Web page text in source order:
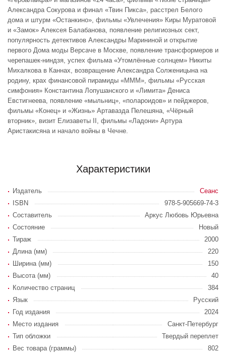
Александра Сокурова и финал «Твин Пикса», расстрел Белого
дома и штурм «Останкино», фильмы «Увлечения» Киры Муратовой
и «Замок» Алексея Балабанова, появление религиозных сект,
популярность детективов Александры Марининой и открытие
первого Дома моды Версаче в Москве, появление трансформеров и
черепашек-ниндзя, успех фильма «Утомлённые солнцем» Никиты
Михалкова в Каннах, возвращение Александра Солженицына на
родину, крах финансовой пирамиды «МММ», фильмы «Русская
симфония» Константина Лопушанского и «Лимита» Дениса
Евстигнеева, появление «мыльниц», «полароидов» и пейджеров,
фильмы «Конец» и «Жизнь» Артавазда Пелешяна, «Чёрный
вторник», визит Елизаветы II, фильмы «Ладони» Артура
Аристакисяна и начало войны в Чечне.
Характеристики
Издатель
Сеанс
ISBN
978-5-905669-74-3
Составитель
Аркус Любовь Юрьевна
Состояние
Новый
Тираж
2000
Длина (мм)
220
Ширина (мм)
150
Высота (мм)
40
Количество страниц
384
Язык
Русский
Год издания
2024
Место издания
Санкт-Петербург
Тип обложки
Твердый переплет
Вес товара (граммы)
802